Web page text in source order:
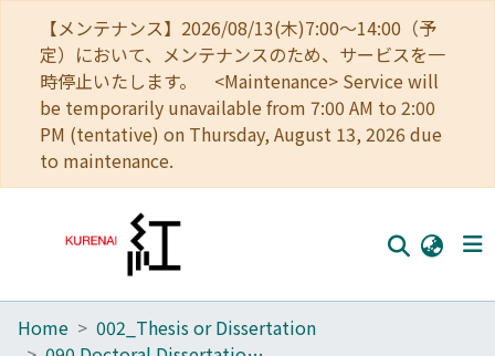
【メンテナンス】2026/08/13(木)7:00～14:00（予
定）において、メンテナンスのため、サービスを一
時停止いたします。 <Maintenance> Service will
be temporarily unavailable from 7:00 AM to 2:00
PM (tentative) on Thursday, August 13, 2026 due
to maintenance.
Home
Home
002_Thesis or Dissertation